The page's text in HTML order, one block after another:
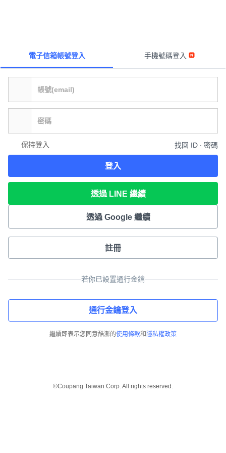
電子信箱帳號登入 手機號碼登入
保持登入 找回 ID ∙ 密碼
登入
透過 LINE 繼續
透過 Google 繼續
註冊
若你已設置通行金鑰
通行金鑰登入
繼續即表示您同意酷澎的使用條款和 隱私權政策
©Coupang Taiwan Corp. All rights reserved.